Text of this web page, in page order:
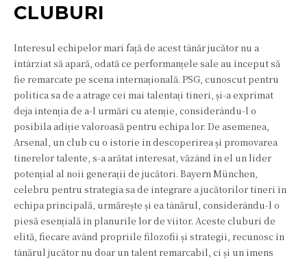
CLUBURI
Interesul echipelor mari față de acest tânăr jucător nu a
întârziat să apară, odată ce performanțele sale au început să
fie remarcate pe scena internațională. PSG, cunoscut pentru
politica sa de a atrage cei mai talentați tineri, și-a exprimat
deja intenția de a-l urmări cu atenție, considerându-l o
posibila adiție valoroasă pentru echipa lor. De asemenea,
Arsenal, un club cu o istorie în descoperirea și promovarea
tinerelor talente, s-a arătat interesat, văzând în el un lider
potențial al noii generații de jucători. Bayern München,
celebru pentru strategia sa de integrare a jucătorilor tineri în
echipa principală, urmărește și ea tânărul, considerându-l o
piesă esențială în planurile lor de viitor. Aceste cluburi de
elită, fiecare având propriile filozofii și strategii, recunosc în
tânărul jucător nu doar un talent remarcabil, ci și un imens